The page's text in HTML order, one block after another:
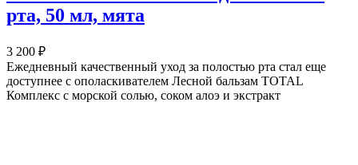
рта, 50 мл, мята
3 200 ₽
Ежедневный качественный уход за полостью рта стал еще
доступнее с ополаскивателем Лесной бальзам TOTAL
Комплекс с морской солью, соком алоэ и экстракт